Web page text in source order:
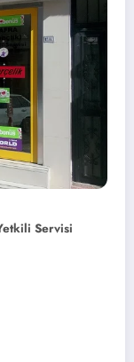
Servisi